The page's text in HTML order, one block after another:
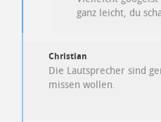
ganz leicht, du
Christian
Die Lautsprecher sind
missen wollen.